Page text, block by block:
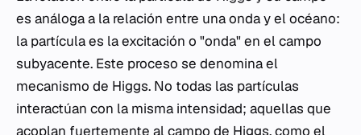
es análoga a la relación entre una onda y el océano:
la partícula es la excitación o "onda" en el campo
subyacente. Este proceso se denomina el
mecanismo de Higgs. No todas las partículas
interactúan con la misma intensidad; aquellas que
acoplan fuertemente al campo de Higgs, como el